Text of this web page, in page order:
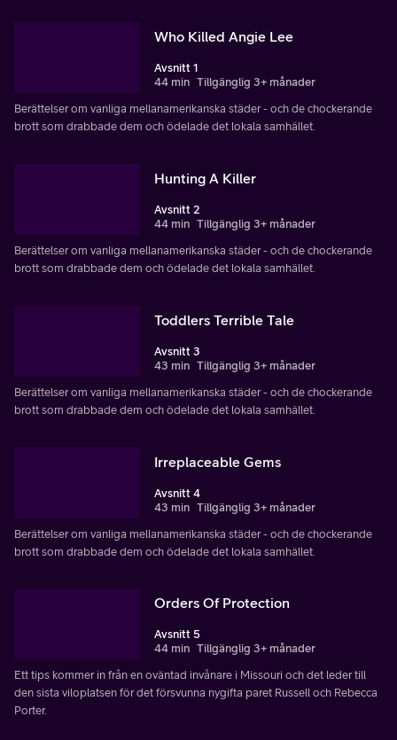
Who Killed Angie Lee
Avsnitt 1
44 min Tillgänglig 3+ månader
Berättelser om vanliga mellanamerikanska städer - och de chockerande
brott som drabbade dem och ödelade det lokala samhället.
Hunting A Killer
Avsnitt 2
44 min Tillgänglig 3+ månader
Berättelser om vanliga mellanamerikanska städer - och de chockerande
brott som drabbade dem och ödelade det lokala samhället.
Toddlers Terrible Tale
Avsnitt 3
43 min Tillgänglig 3+ månader
Berättelser om vanliga mellanamerikanska städer - och de chockerande
brott som drabbade dem och ödelade det lokala samhället.
Irreplaceable Gems
Avsnitt 4
43 min Tillgänglig 3+ månader
Berättelser om vanliga mellanamerikanska städer - och de chockerande
brott som drabbade dem och ödelade det lokala samhället.
Orders Of Protection
Avsnitt 5
44 min Tillgänglig 3+ månader
Ett tips kommer in från en oväntad invånare i Missouri och det leder till
den sista viloplatsen för det försvunna nygifta paret Russell och Rebecca
Porter.